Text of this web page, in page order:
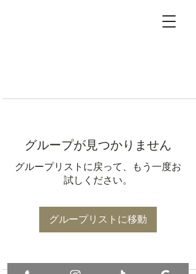
グループが見つかりません
グループリストに戻って、もう一度お
試しください。
グループリストに移動